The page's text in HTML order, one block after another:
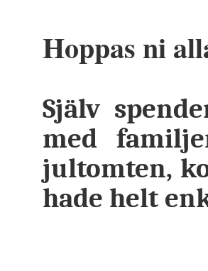
Hoppas ni
Själv
med
jultomten,
hade helt